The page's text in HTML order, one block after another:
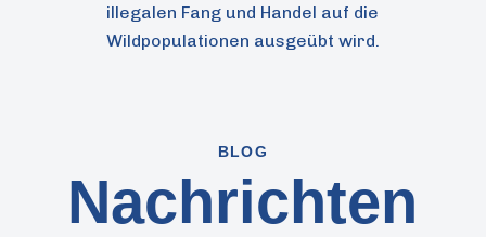
illegalen Fang und Handel auf die
Wildpopulationen ausgeübt wird.
BLOG
Nachrichten